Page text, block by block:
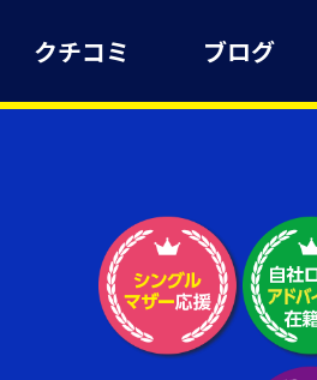
クチコミ ブログ